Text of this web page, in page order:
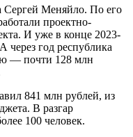
Сергей Меняйло. По его
проектно-
И уже в конце 2023-
через год республика
— почти 128 млн
841 млн рублей, из
В разгар
100 человек.